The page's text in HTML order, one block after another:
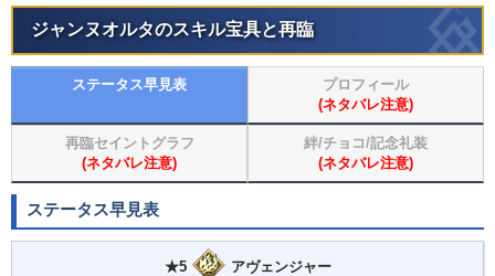
ジャンヌオルタのスキル宝具と再臨
ステータス早見表
プロフィール
(ネタバレ注意)
再臨セイントグラフ
(ネタバレ注意)
絆/チョコ/記念礼装
(ネタバレ注意)
ステータス早見表
★5
アヴェンジャー